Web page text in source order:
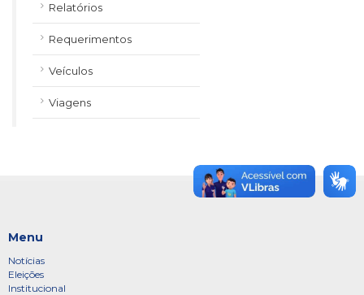
Relatórios
Requerimentos
Veículos
Viagens
Menu
Notícias
Eleições
Institucional